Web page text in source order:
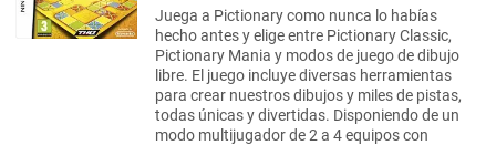
Juega a Pictionary como nunca lo habías
hecho antes y elige entre Pictionary Classic,
Pictionary Mania y modos de juego de dibujo
libre. El juego incluye diversas herramientas
para crear nuestros dibujos y miles de pistas,
todas únicas y divertidas. Disponiendo de un
modo multijugador de 2 a 4 equipos con